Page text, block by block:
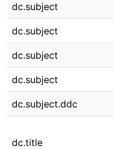
dc.subject
dc.subject
dc.subject
dc.subject
dc.subject.ddc
dc.title